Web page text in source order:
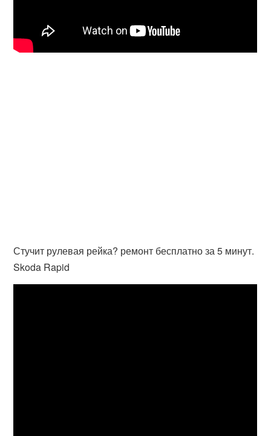
Стучит рулевая рейка? ремонт бесплатно за 5 минут.
Skoda Rapid